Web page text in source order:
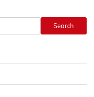
Search